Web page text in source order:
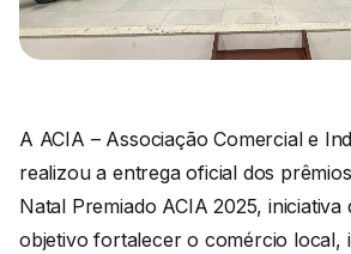
A ACIA – Associação Comercial e
realizou a entrega oficial dos
Natal Premiado ACIA 2025,
objetivo fortalecer o comércio local,